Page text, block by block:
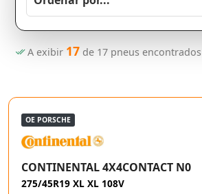
A exibir 17 de 17 pneus encontrados
OE PORSCHE
CONTINENTAL 4X4CONTACT N0
275/45R19 XL XL 108V